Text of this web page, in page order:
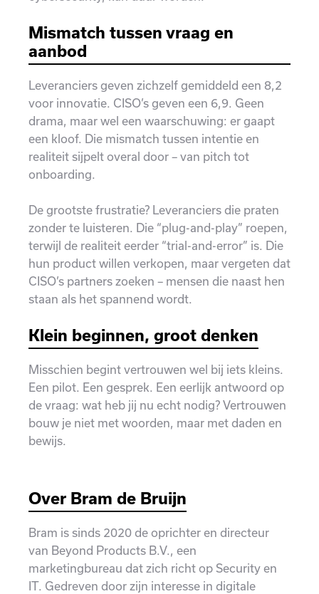
Mismatch tussen vraag en
aanbod
Leveranciers geven zichzelf gemiddeld een 8,2
voor innovatie. CISO’s geven een 6,9. Geen
drama, maar wel een waarschuwing: er gaapt
een kloof. Die mismatch tussen intentie en
realiteit sijpelt overal door – van pitch tot
onboarding.
De grootste frustratie? Leveranciers die praten
zonder te luisteren. Die “plug-and-play” roepen,
terwijl de realiteit eerder “trial-and-error” is. Die
hun product willen verkopen, maar vergeten dat
CISO’s partners zoeken – mensen die naast hen
staan als het spannend wordt.
Klein beginnen, groot denken
Misschien begint vertrouwen wel bij iets kleins.
Een pilot. Een gesprek. Een eerlijk antwoord op
de vraag: wat heb jij nu echt nodig? Vertrouwen
bouw je niet met woorden, maar met daden en
bewijs.
Over Bram de Bruijn
Bram is sinds 2020 de oprichter en directeur
van Beyond Products B.V., een
marketingbureau dat zich richt op Security en
IT. Gedreven door zijn interesse in digitale